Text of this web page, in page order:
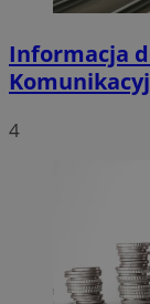
Informacja
4